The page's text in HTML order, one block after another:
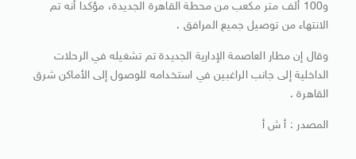
و100 ألف متر مكعب من محطة القاهرة الجديدة، مؤكدا أنه تم
الانتهاء من توصيل جميع المرافق .
وقال إن مطار العاصمة الإدارية الجديدة تم تشغيله في الرحلات
الداخلية إلى جانب الراغبين في استخدامه للوصول إلى الأماكن شرق
القاهرة .
المصدر : أ ش أ